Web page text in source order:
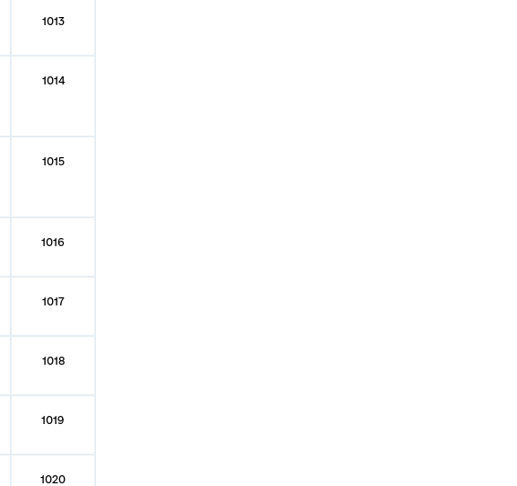
1013
1014
1015
1016
1017
1018
1019
1020